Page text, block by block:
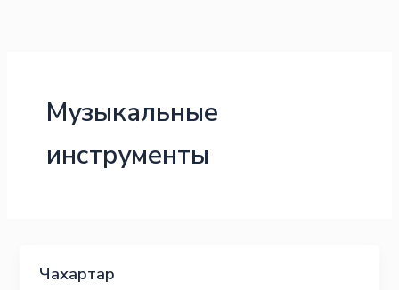
Музыкальные
инструменты
Чахартар